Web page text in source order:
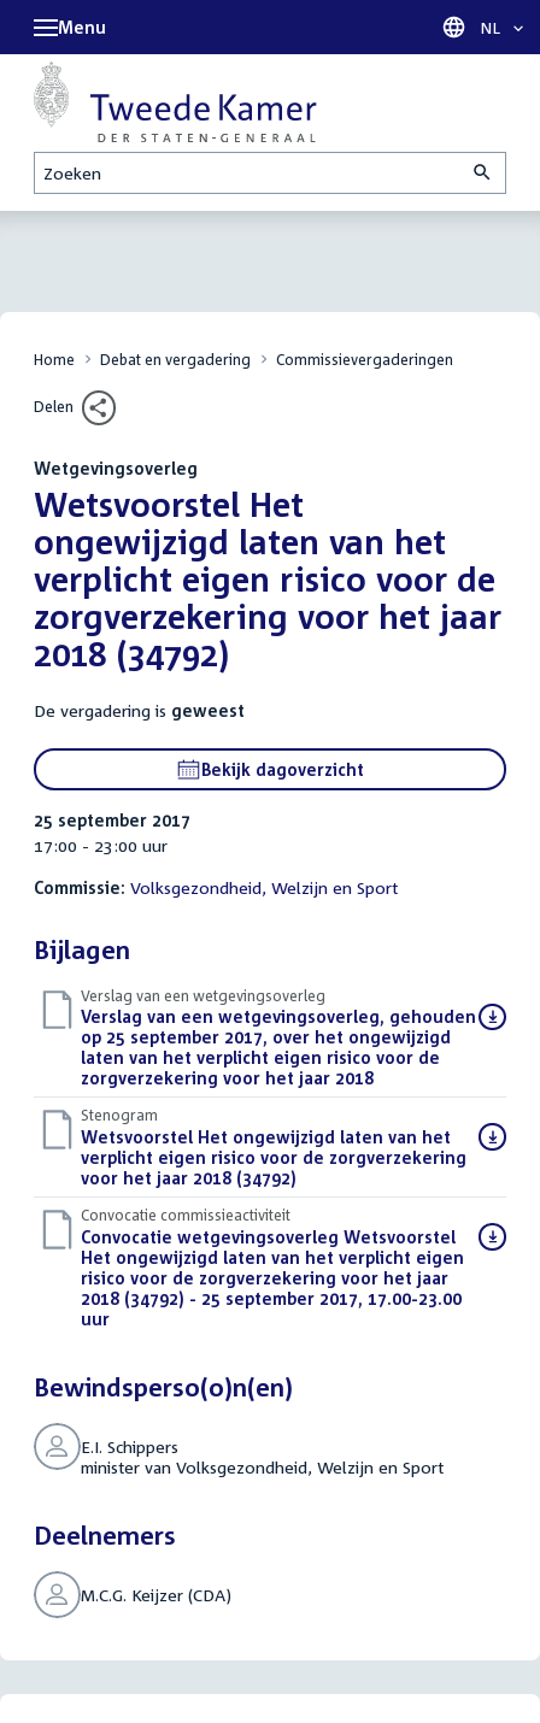
Zoeken
Menu Taal
NL
Home Debat en vergadering Commissievergaderingen
Delen
Wetgevingsoverleg
:Wetsvoorstel Het
ongewijzigd laten van het
verplicht eigen risico voor de
zorgverzekering voor het jaar
2018 (34792)
De vergadering is geweest
Bekijk dagoverzicht
25 september 2017
17:00 - 23:00 uur
Commissie: Volksgezondheid, Welzijn en Sport
Bijlagen
Verslag van een wetgevingsoverleg
Download
bestand:
Verslag van een wetgevingsoverleg, gehouden
op 25 september 2017, over het ongewijzigd
laten van het verplicht eigen risico voor de
zorgverzekering voor het jaar 2018(PDF)
Stenogram
Download
bestand:
Wetsvoorstel Het ongewijzigd laten van het
verplicht eigen risico voor de zorgverzekering
voor het jaar 2018 (34792)
Convocatie commissieactiviteit
Download
bestand:
Convocatie wetgevingsoverleg Wetsvoorstel
Het ongewijzigd laten van het verplicht eigen
risico voor de zorgverzekering voor het jaar
2018 (34792) - 25 september 2017, 17.00-23.00
uur(PDF)
Bewindsperso(o)n(en)
E.I. Schippers
minister van Volksgezondheid, Welzijn en Sport
Deelnemers
M.C.G. Keijzer (CDA)